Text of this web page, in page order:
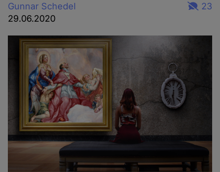
Gunnar Schedel
29.06.2020
23